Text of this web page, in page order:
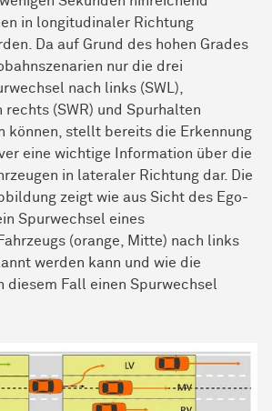
in longitudinaler Richtung
Da auf Grund des hohen Grades
nur die drei
nach links (SWL),
(SWR) und Spurhalten
können, stellt bereits die Erkennung
eine wichtige Information über die
in lateraler Richtung dar. Die
zeigt wie aus Sicht des Ego-
Spurwechsel eines
(orange, Mitte) nach links
werden kann und wie die
diesem Fall einen Spurwechsel